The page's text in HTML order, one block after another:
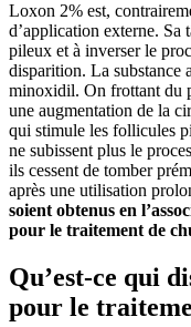
Loxon 2% est,
d’application externe. Sa
pileux et à inverser le
disparition. La substance
minoxidil. On frottant du
une augmentation de la
qui stimule les follicules
ne subissent plus le
ils cessent de tomber
après une utilisation
soient obtenus en
pour le traitement de
Qu’est-ce qui
pour le